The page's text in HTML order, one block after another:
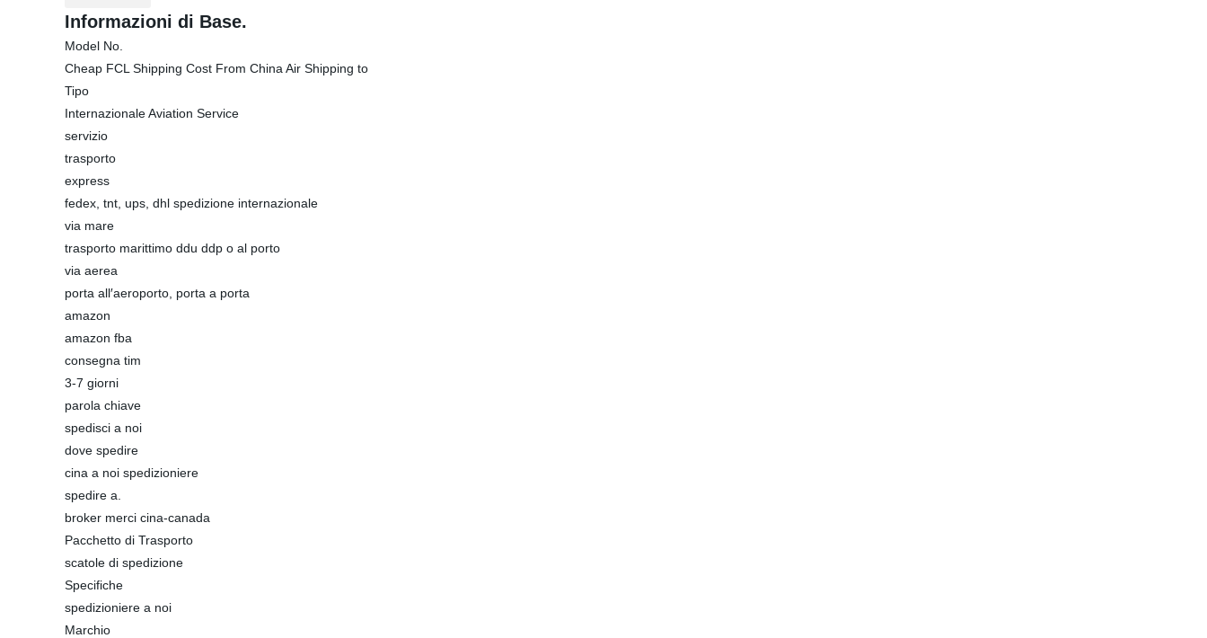
Informazioni di Base.
Model No.
Cheap FCL Shipping Cost From China Air Shipping to
Tipo
Internazionale Aviation Service
servizio
trasporto
express
fedex, tnt, ups, dhl spedizione internazionale
via mare
trasporto marittimo ddu ddp o al porto
via aerea
porta all′aeroporto, porta a porta
amazon
amazon fba
consegna tim
3-7 giorni
parola chiave
spedisci a noi
dove spedire
cina a noi spedizioniere
spedire a.
broker merci cina-canada
Pacchetto di Trasporto
scatole di spedizione
Specifiche
spedizioniere a noi
Marchio